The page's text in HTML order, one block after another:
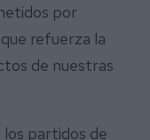
por
refuerza la
de nuestras
los partidos de